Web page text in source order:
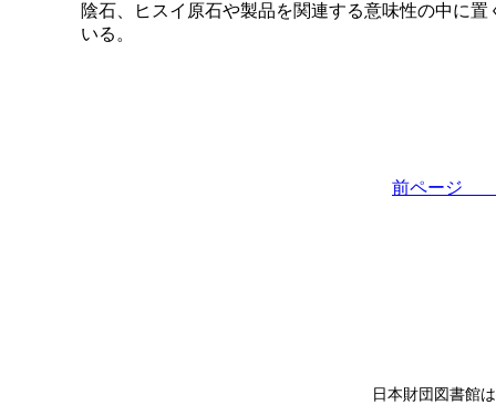
陰石、ヒスイ原石や製品を関連する意味性の中に
いる。
前ペー
日本財団図書館